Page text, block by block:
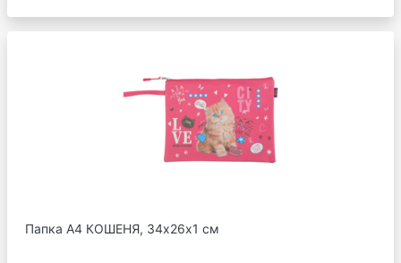
Папка А4 КОШЕНЯ, 34х26х1 см